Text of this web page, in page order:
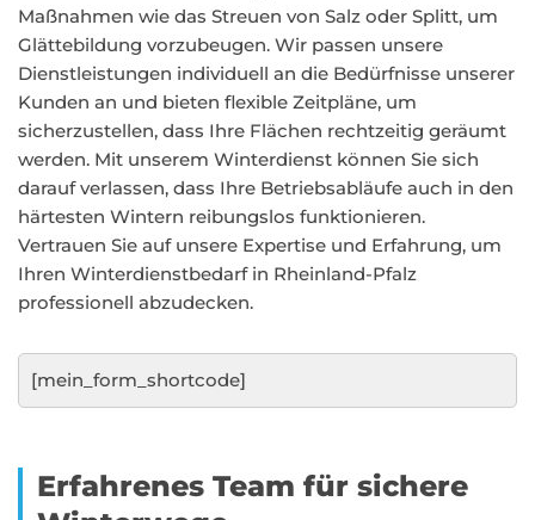
Maßnahmen wie das Streuen von Salz oder Splitt, um
Glättebildung vorzubeugen. Wir passen unsere
Dienstleistungen individuell an die Bedürfnisse unserer
Kunden an und bieten flexible Zeitpläne, um
sicherzustellen, dass Ihre Flächen rechtzeitig geräumt
werden. Mit unserem Winterdienst können Sie sich
darauf verlassen, dass Ihre Betriebsabläufe auch in den
härtesten Wintern reibungslos funktionieren.
Vertrauen Sie auf unsere Expertise und Erfahrung, um
Ihren Winterdienstbedarf in Rheinland-Pfalz
professionell abzudecken.
[mein_form_shortcode]
Erfahrenes Team für sichere